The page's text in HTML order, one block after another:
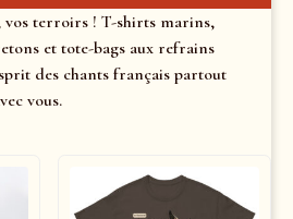
terroirs ! T-shirts marins,
et tote-bags aux refrains
des chants français partout
vous.